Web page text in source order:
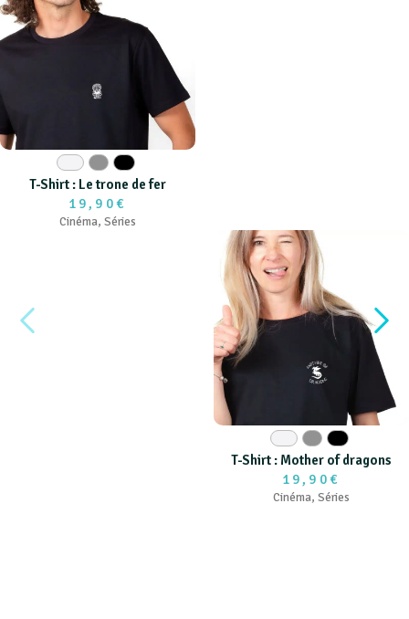
Blanc Gris Noir
T-Shirt : Le trone de fer
19,90€
Cinéma, Séries
Blanc Gris Noir
T-Shirt : Mother of dragons
19,90€
Cinéma, Séries